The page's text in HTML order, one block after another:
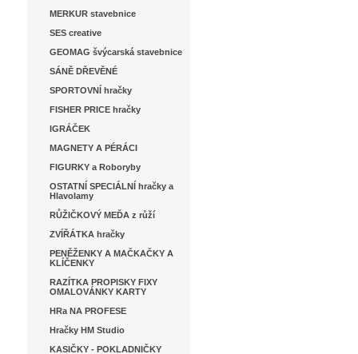
MERKUR stavebnice
SES creative
GEOMAG švýcarská stavebnice
SÁNĚ DŘEVĚNÉ
SPORTOVNÍ hračky
FISHER PRICE hračky
IGRÁČEK
MAGNETY A PÉRÁCI
FIGURKY a Roboryby
OSTATNÍ SPECIÁLNÍ hračky a
Hlavolamy
RŮŽIČKOVÝ MEĎA z růží
ZVÍŘÁTKA hračky
PENĚŽENKY A MAČKAČKY A
KLÍČENKY
RAZÍTKA PROPISKY FIXY
OMALOVÁNKY KARTY
HRa NA PROFESE
Hračky HM Studio
KASIČKY - POKLADNIČKY